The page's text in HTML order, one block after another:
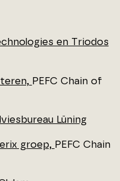
en Triodos
PEFC Chain of
Lüning
groep, PEFC Chain